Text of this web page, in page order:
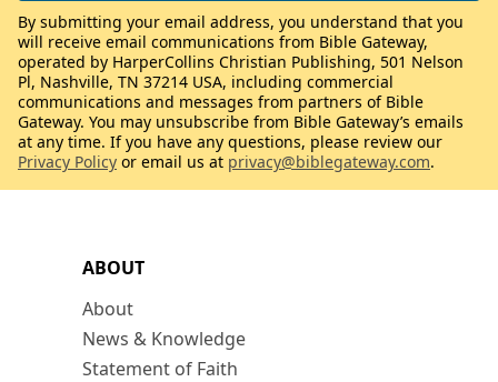
ABOUT
About
News & Knowledge
Statement of Faith
By submitting your email address, you understand that you
will receive email communications from Bible Gateway,
operated by HarperCollins Christian Publishing, 501 Nelson
Pl, Nashville, TN 37214 USA, including commercial
communications and messages from partners of Bible
Gateway. You may unsubscribe from Bible Gateway’s emails
at any time. If you have any questions, please review our
Privacy Policy or email us at privacy@biblegateway.com.